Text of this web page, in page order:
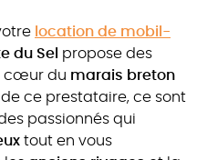
location de mobil-
du Sel propose des
cœur du marais breton
de ce prestataire, ce sont
passionnés qui
tout en vous